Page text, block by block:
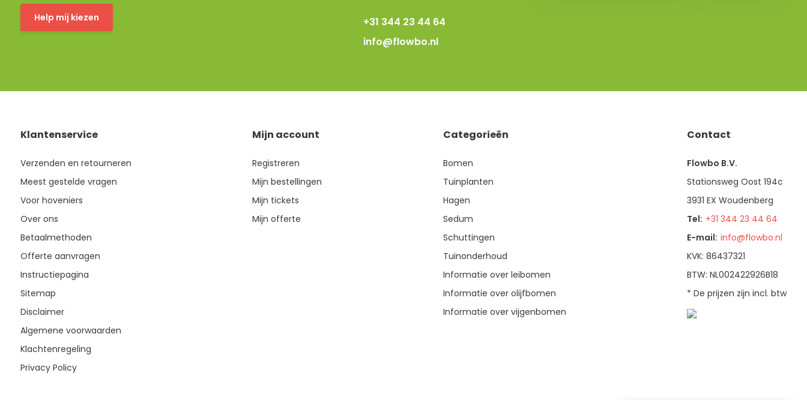
Help mij kiezen
+31 344 23 44 64
info@flowbo.nl
Klantenservice
Verzenden en retourneren
Meest gestelde vragen
Voor hoveniers
Over ons
Betaalmethoden
Offerte aanvragen
Instructiepagina
Sitemap
Disclaimer
Algemene voorwaarden
Klachtenregeling
Privacy Policy
Mijn account
Registreren
Mijn bestellingen
Mijn tickets
Mijn offerte
Categorieën
Bomen
Tuinplanten
Hagen
Sedum
Schuttingen
Tuinonderhoud
Informatie over leibomen
Informatie over olijfbomen
Informatie over vijgenbomen
Contact
Flowbo B.V.
Stationsweg Oost 194c
3931 EX Woudenberg
Tel: +31 344 23 44 64
E-mail: info@flowbo.nl
KVK: 86437321
BTW: NL002422926B18
* De prijzen zijn incl. btw